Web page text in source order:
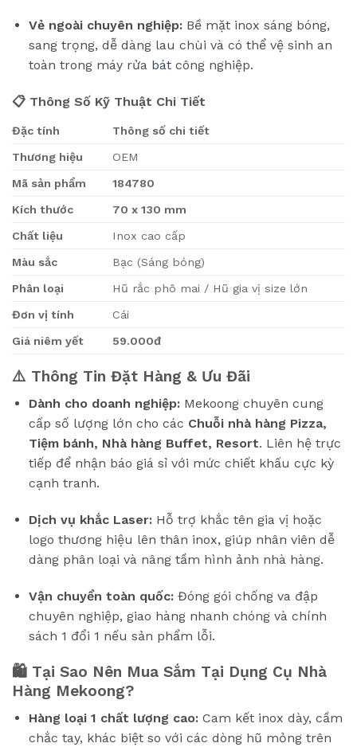
Vẻ ngoài chuyên nghiệp:Bề mặt inox sáng bóng,
sang trọng, dễ dàng lau chùi và có thể vệ sinh an
toàn trong máy rửa bátcông nghiệp.
📋 Thông Số Kỹ Thuật Chi Tiết
Đặc tính Thông số chi tiết
Thương hiệu OEM
Mã sản phẩm 184780
Kích thước 70 x 130 mm
Chất liệu Inox cao cấp
Màu sắc Bạc (Sáng bóng)
Phân loại Hũ rắc phô mai / Hũ gia vị size lớn
Đơn vị tính Cái
Giá niêm yết 59.000đ
⚠️ Thông Tin Đặt Hàng & Ưu Đãi
Dành cho doanh nghiệp:Mekoong chuyên cung
cấp số lượng lớn cho các Chuỗi nhà hàng Pizza,
Tiệm bánh, Nhà hàng Buffet, Resort. Liên hệ trực
tiếp để nhận báo giá sỉ với mức chiết khấu cực kỳ
cạnh tranh.
Dịch vụ khắc Laser:Hỗ trợ khắc tên gia vị hoặc
logo thương hiệu lên thân inox, giúp nhân viên dễ
dàng phân loại và nâng tầm hình ảnh nhà hàng.
Vận chuyển toàn quốc:Đóng gói chống va đập
chuyên nghiệp, giao hàng nhanh chóng và chính
sách 1 đổi 1 nếu sản phẩm lỗi.
🛍️ Tại Sao Nên Mua Sắm Tại Dụng Cụ Nhà
Hàng Mekoong?
Hàng loại 1 chất lượng cao:Cam kết inox dày, cầm
chắc tay, khác biệt so với các dòng hũ mỏng trên